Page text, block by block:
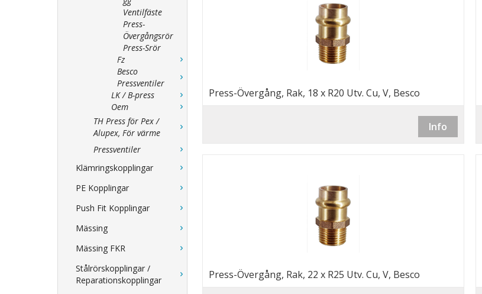
Ventilfäste
Press-
Övergångsrör
Press-Srör
Fz
Besco
Pressventiler
LK / B-press
Oem
TH Press för Pex /
Alupex, För värme
Pressventiler
Klämringskopplingar
PE Kopplingar
Push Fit Kopplingar
Mässing
Mässing FKR
Stålrörskopplingar /
Reparationskopplingar
Press-Övergång, Rak, 18 x R20 Utv. Cu, V, Besco
Info
Press-Övergång, Rak, 22 x R25 Utv. Cu, V, Besco